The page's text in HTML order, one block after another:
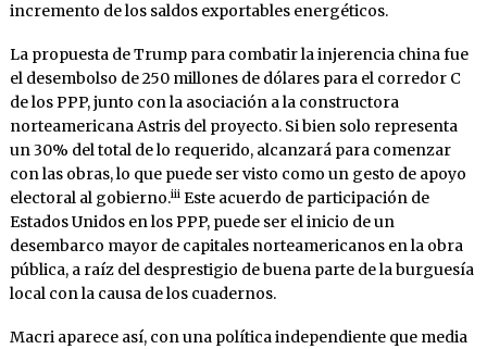
incremento de los saldos exportables energéticos.
La propuesta de Trump para combatir la injerencia china fue
el desembolso de 250 millones de dólares para el corredor C
de los PPP, junto con la asociación a la constructora
norteamericana Astris del proyecto. Si bien solo representa
un 30% del total de lo requerido, alcanzará para comenzar
con las obras, lo que puede ser visto como un gesto de apoyo
electoral al gobierno.iiiEste acuerdo de participación de
Estados Unidos en los PPP, puede ser el inicio de un
desembarco mayor de capitales norteamericanos en la obra
pública, a raíz del desprestigio de buena parte de la burguesía
local con la causa de los cuadernos.
Macri aparece así, con una política independiente que media